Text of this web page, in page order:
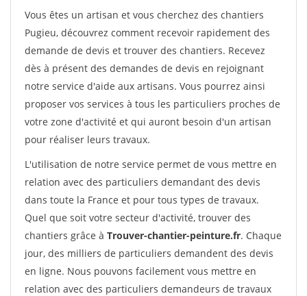
Vous êtes un artisan et vous cherchez des chantiers
Pugieu, découvrez comment recevoir rapidement des
demande de devis et trouver des chantiers. Recevez
dès à présent des demandes de devis en rejoignant
notre service d'aide aux artisans. Vous pourrez ainsi
proposer vos services à tous les particuliers proches de
votre zone d'activité et qui auront besoin d'un artisan
pour réaliser leurs travaux.
L'utilisation de notre service permet de vous mettre en
relation avec des particuliers demandant des devis
dans toute la France et pour tous types de travaux.
Quel que soit votre secteur d'activité, trouver des
chantiers grâce à Trouver-chantier-peinture.fr. Chaque
jour, des milliers de particuliers demandent des devis
en ligne. Nous pouvons facilement vous mettre en
relation avec des particuliers demandeurs de travaux